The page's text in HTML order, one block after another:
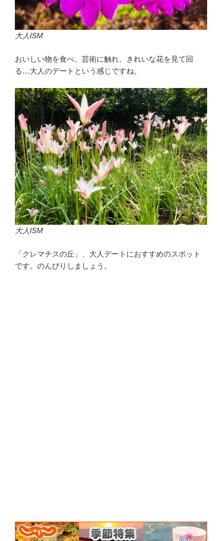
大人ISM
おいしい物を食べ、芸術に触れ、きれいな花を見て回
る…大人のデートという感じですね。
大人ISM
「クレマチスの丘」、大人デートにおすすめのスポット
です。のんびりしましょう。